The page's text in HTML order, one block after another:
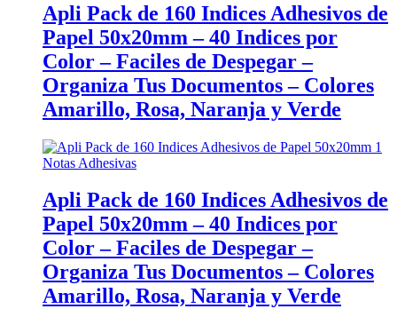
Apli Pack de 160 Indices Adhesivos de
Papel 50x20mm – 40 Indices por
Color – Faciles de Despegar –
Organiza Tus Documentos – Colores
Amarillo, Rosa, Naranja y Verde
Notas Adhesivas
Apli Pack de 160 Indices Adhesivos de
Papel 50x20mm – 40 Indices por
Color – Faciles de Despegar –
Organiza Tus Documentos – Colores
Amarillo, Rosa, Naranja y Verde